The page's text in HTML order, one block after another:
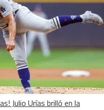
Julio Urías brilló en la